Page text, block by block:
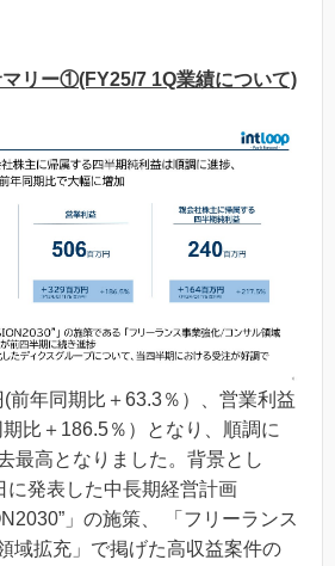
リー①(FY25/7 1Q業績について)
前年同期比＋63.3％）、営業利益
比＋186.5％）となり、順調に
最高となりました。背景とし
に発表した中長期経営計画
」の施策、 「フリーランス
域拡充」で掲げた高収益案件の